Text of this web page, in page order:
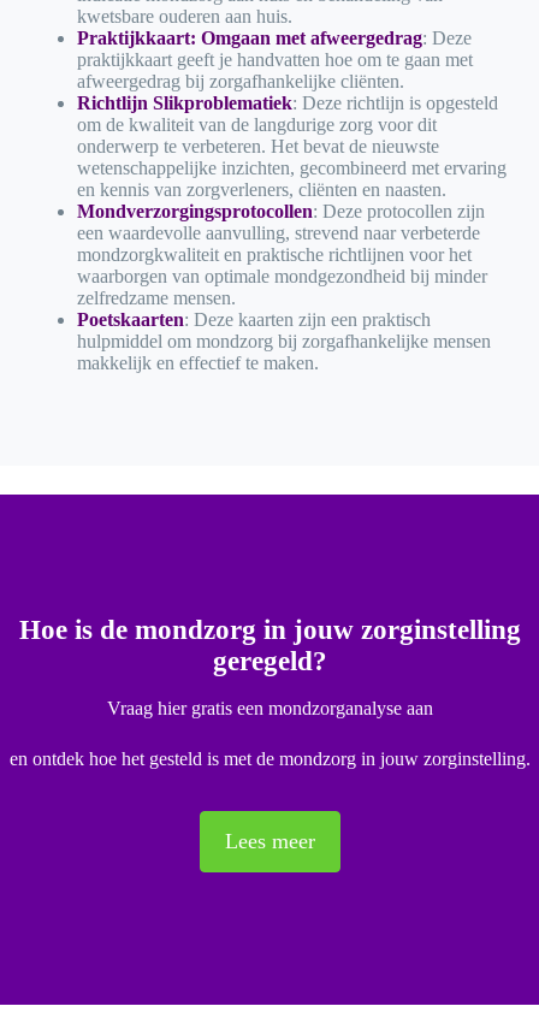
kwetsbare ouderen aan huis.
Praktijkkaart: Omgaan met afweergedrag: Deze
praktijkkaart geeft je handvatten hoe om te gaan met
afweergedrag bij zorgafhankelijke cliënten.
Richtlijn Slikproblematiek: Deze richtlijn is opgesteld
om de kwaliteit van de langdurige zorg voor dit
onderwerp te verbeteren. Het bevat de nieuwste
wetenschappelijke inzichten, gecombineerd met ervaring
en kennis van zorgverleners, cliënten en naasten.
Mondverzorgingsprotocollen: Deze protocollen zijn
een waardevolle aanvulling, strevend naar verbeterde
mondzorgkwaliteit en praktische richtlijnen voor het
waarborgen van optimale mondgezondheid bij minder
zelfredzame mensen.
Poetskaarten: Deze kaarten zijn een praktisch
hulpmiddel om mondzorg bij zorgafhankelijke mensen
makkelijk en effectief te maken.
Hoe is de mondzorg in jouw zorginstelling
geregeld?
Vraag hier gratis een mondzorganalyse aan
en ontdek hoe het gesteld is met de mondzorg in jouw zorginstelling.
Lees meer